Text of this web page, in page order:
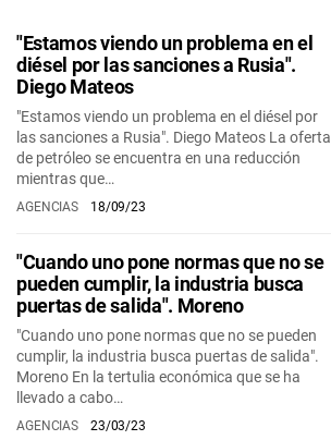
"Estamos viendo un problema en el
diésel por las sanciones a Rusia".
Diego Mateos
"Estamos viendo un problema en el diésel por
las sanciones a Rusia". Diego Mateos La oferta
de petróleo se encuentra en una reducción
mientras que…
AGENCIAS 18/09/23
"Cuando uno pone normas que no se
pueden cumplir, la industria busca
puertas de salida". Moreno
"Cuando uno pone normas que no se pueden
cumplir, la industria busca puertas de salida".
Moreno En la tertulia económica que se ha
llevado a cabo…
AGENCIAS 23/03/23